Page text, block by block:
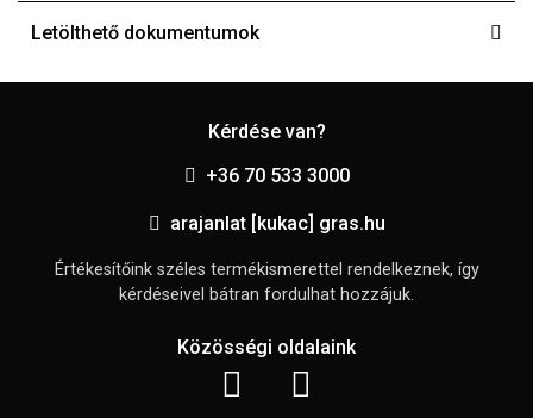
Letölthető dokumentumok
Kérdése van?
+36 70 533 3000
arajanlat [kukac] gras.hu
Értékesítőink széles termékismerettel rendelkeznek, így
kérdéseivel bátran fordulhat hozzájuk.
Közösségi oldalaink